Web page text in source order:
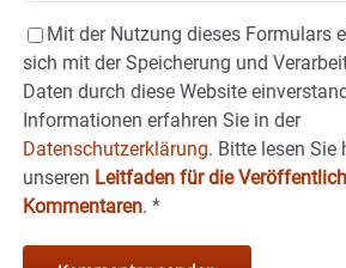
Mit der Nutzung dieses Formulars
sich mit der Speicherung und
Daten durch diese Website
Informationen erfahren Sie in der
Datenschutzerklärung. Bitte lesen Sie
unseren Leitfaden für die
Kommentaren. *